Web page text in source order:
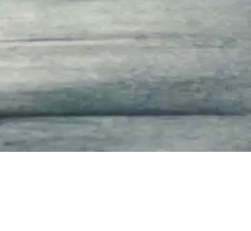
CARREGANDO PUBLICIDADE